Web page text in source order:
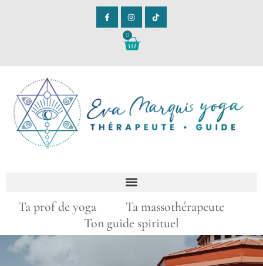
0
Ta prof de yoga Ta massothérapeute
Ton guide spirituel